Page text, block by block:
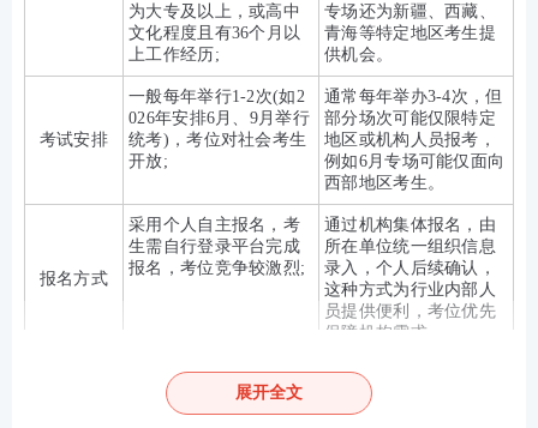
为大专及以上，或高中
文化程度且有36个月以
上工作经历;
专场还为新疆、西藏、
青海等特定地区考生提
供机会。‌
考试安排
一般每年举行1-2次(如2
026年安排6月、9月举行
统考)，考位对社会考生
开放;
通常每年举办3-4次，但
部分场次可能仅限特定
地区或机构人员报考，
例如6月专场可能仅面向
西部地区考生。‌
报名方式
采用个人自主报名，考
生需自行登录平台完成
报名，考位竞争较激烈;
通过机构集体报名，由
所在单位统一组织信息
录入，个人后续确认，
这种方式为行业内部人
员提供便利，考位优先
保障机构需求。‌
考试内容、题型、难度完全相同
业协会发布的考试大纲进行评价；对于在校生或计
划进入证券行业的社会考生，统考是主要途径；而
展开全文